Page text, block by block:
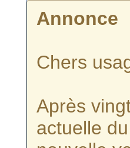
Annonce
Chers
Après
actuelle